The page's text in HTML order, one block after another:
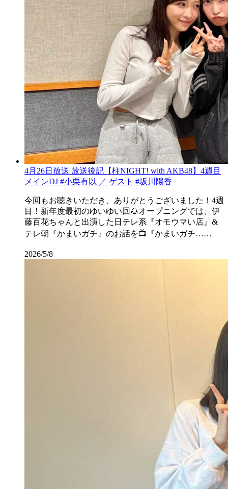
4月26日放送 放送後記【柱NIGHT! with AKB48】4週目
メインDJ #小栗有以 ／ ゲスト #坂川陽香
今回もお聴きいただき、ありがとうございました！4週
目！新年度最初のゆいゆい回🌰オープニングでは、伊
藤百花ちゃんと出演した日テレ系『オモウマい店』&
テレ朝『かまいガチ』のお話を📺『かまいガチ……
2026/5/8